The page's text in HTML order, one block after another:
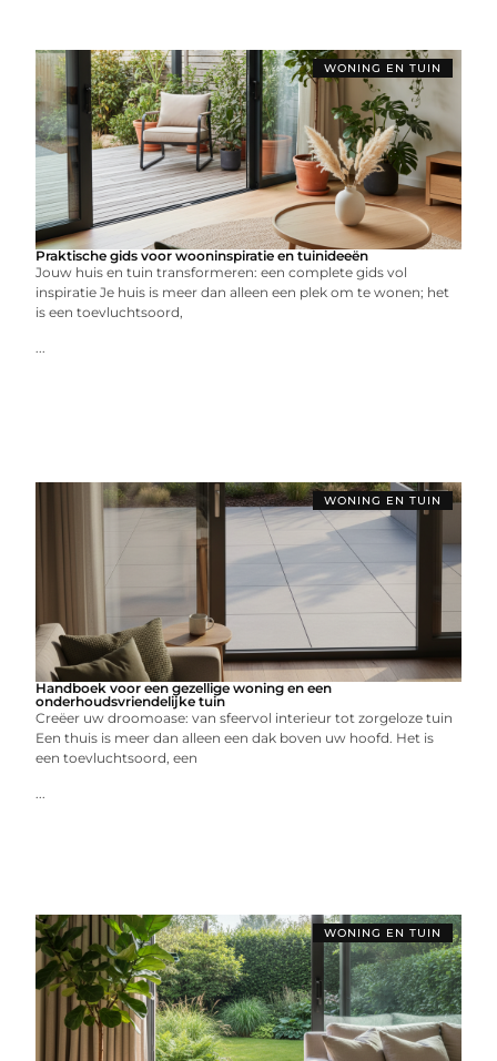
WONING EN TUIN
Praktische gids voor wooninspiratie en tuinideeën
Jouw huis en tuin transformeren: een complete gids vol
inspiratie Je huis is meer dan alleen een plek om te wonen; het
is een toevluchtsoord,
...
WONING EN TUIN
Handboek voor een gezellige woning en een
onderhoudsvriendelijke tuin
Creëer uw droomoase: van sfeervol interieur tot zorgeloze tuin
Een thuis is meer dan alleen een dak boven uw hoofd. Het is
een toevluchtsoord, een
...
WONING EN TUIN